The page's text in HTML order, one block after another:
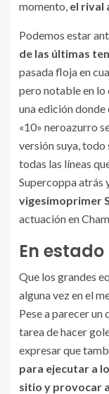
momento, el rival
Podemos estar
de las últimas
pasada floja en
pero notable en lo
una edición donde
«10» neroazurro
versión suya, todo
todas las líneas
Supercoppa atrás
vigesimoprimer
actuación en
En
Que los grandes
alguna vez en el
Pese a parecer
tarea de hacer
expresar que
para ejecutar a
sitio y provocar